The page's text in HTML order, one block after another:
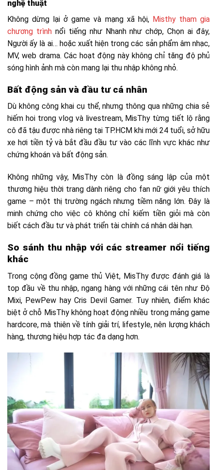
nghệ thuật
Không dừng lại ở game và mạng xã hội, Misthy tham gia
chương trìnhnổi tiếng như Nhanh như chớp, Chọn ai đây,
Người ấy là ai… hoặc xuất hiện trong các sản phẩm âm nhạc,
MV, web drama. Các hoạt động này không chỉ tăng độ phủ
sóng hình ảnh mà còn mang lại thu nhập không nhỏ.
Bất động sản và đầu tư cá nhân
Dù không công khai cụ thể, nhưng thông qua những chia sẻ
hiếm hoi trong vlog và livestream, MisThy từng tiết lộ rằng
cô đã tậu được nhà riêng tại TP.HCM khi mới 24 tuổi, sở hữu
xe hơi tiền tỷ và bắt đầu đầu tư vào các lĩnh vực khác như
chứng khoán và bất động sản.
Không những vậy, MisThy còn là đồng sáng lập của một
thương hiệu thời trang dành riêng cho fan nữ giới yêu thích
game – một thị trường ngách nhưng tiềm năng lớn. Đây là
minh chứng cho việc cô không chỉ kiếm tiền giỏi mà còn
biết cách đầu tư và phát triển tài chính cá nhân dài hạn.
So sánh thu nhập với các streamer nổi tiếng
khác
Trong cộng đồng game thủ Việt, MisThy được đánh giá là
top đầu về thu nhập, ngang hàng với những cái tên như Độ
Mixi, PewPew hay Cris Devil Gamer. Tuy nhiên, điểm khác
biệt ở chỗ MisThy không hoạt động nhiều trong mảng game
hardcore, mà thiên về tính giải trí, lifestyle, nên lượng khách
hàng, thương hiệu hợp tác đa dạng hơn.